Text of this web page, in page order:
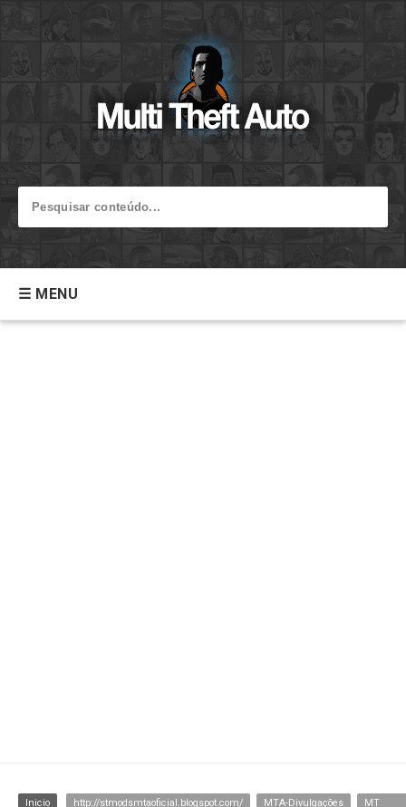
☰ MENU
Inicio http://stmodsmtaoficial.blogspot.com/ MTA-Divulgações MTA-Hud-Radar